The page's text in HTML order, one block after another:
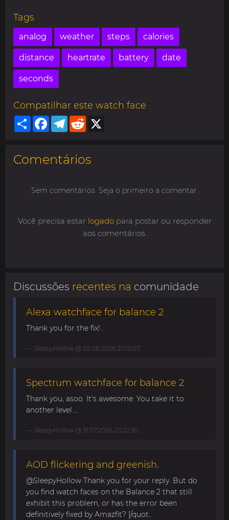
Tags
analog weather steps calories
distance heartrate battery date
seconds
Compatilhar este watch face
ShareFacebookTelegram
Reddit
Comentários
Sem comentários. Seja o primeiro a comentar.
Você precisa estar logadopara postar ou responder
aos comentários.
Discussões recentes na comunidade
Alexa watchface for balance 2
Thank you for the fix!...
SleepyHollow@ 05.08.2026 21:00:57
Spectrum watchface for balance 2
Thank you, asoo. It's awesome. You take it to
another level....
SleepyHollow@ 31.07.2026 20:22:30
AOD flickering and greenish.
@SleepyHollow Thank you for your reply. But do
you find watch faces on the Balance 2 that still
exhibit this problem, or has the error been
definitively fixed by Amazfit? [/quot...